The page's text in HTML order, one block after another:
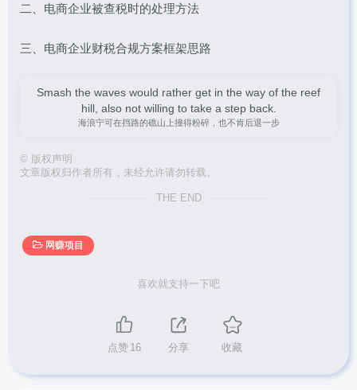
二、电商企业被查税时的处理方法
三、电商企业财税合规方案框架思路
Smash the waves would rather get in the way of the reef
hill, also not willing to take a step back.
海浪宁可在挡路的礁山上撞得粉碎，也不肯后退一步
© 版权声明
文章版权归作者所有，未经允许请勿转载。
THE END
网赚项目
喜欢就支持一下吧
点赞 16 分享 收藏